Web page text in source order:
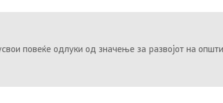
повеќе одлуки од значење за развојот на